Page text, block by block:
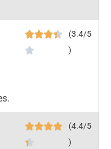
(3.4/5
)
(4.4/5
)